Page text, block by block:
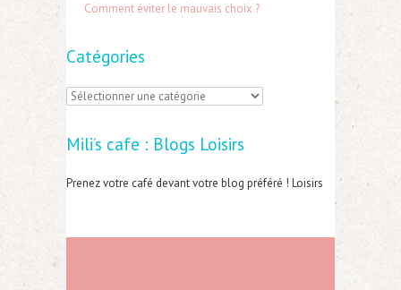
Comment éviter le mauvais choix ?
Catégories
C
t
é
o
Mili’s cafe : Blogs Loisirs
Prenez votre café devant votre blog préféré ! Loisirs